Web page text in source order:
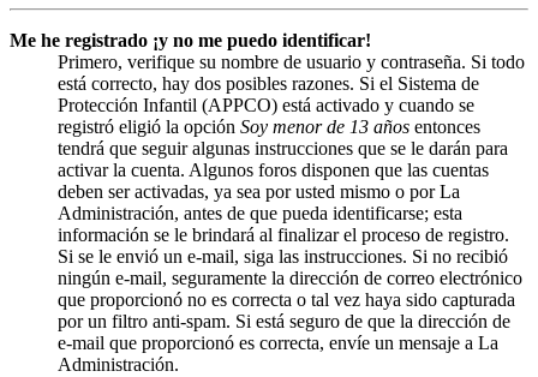
Me he registrado ¡y no me puedo identificar!
Primero, verifique su nombre de usuario y contraseña. Si todo
está correcto, hay dos posibles razones. Si el Sistema de
Protección Infantil (APPCO) está activado y cuando se
registró eligió la opción Soy menor de 13 años entonces
tendrá que seguir algunas instrucciones que se le darán para
activar la cuenta. Algunos foros disponen que las cuentas
deben ser activadas, ya sea por usted mismo o por La
Administración, antes de que pueda identificarse; esta
información se le brindará al finalizar el proceso de registro.
Si se le envió un e-mail, siga las instrucciones. Si no recibió
ningún e-mail, seguramente la dirección de correo electrónico
que proporcionó no es correcta o tal vez haya sido capturada
por un filtro anti-spam. Si está seguro de que la dirección de
e-mail que proporcionó es correcta, envíe un mensaje a La
Administración.